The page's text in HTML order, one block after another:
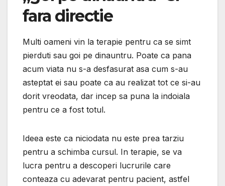
fara directie
Multi oameni vin la terapie pentru ca se simt
pierduti sau goi pe dinauntru. Poate ca pana
acum viata nu s-a desfasurat asa cum s-au
asteptat ei sau poate ca au realizat tot ce si-au
dorit vreodata, dar incep sa puna la indoiala
pentru ce a fost totul.
Ideea este ca niciodata nu este prea tarziu
pentru a schimba cursul. In terapie, se va
lucra pentru a descoperi lucrurile care
conteaza cu adevarat pentru pacient, astfel